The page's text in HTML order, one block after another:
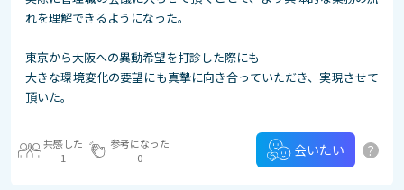
れを理解できるようになった。
東京から大阪への異動希望を打診した際にも
大きな環境変化の要望にも真摯に向き合っていただき、実現させて
頂いた。
共感した
1
参考になった
0
会いたい ?